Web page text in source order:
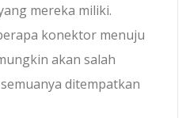
mereka miliki.
konektor menuju
akan salah
ditempatkan